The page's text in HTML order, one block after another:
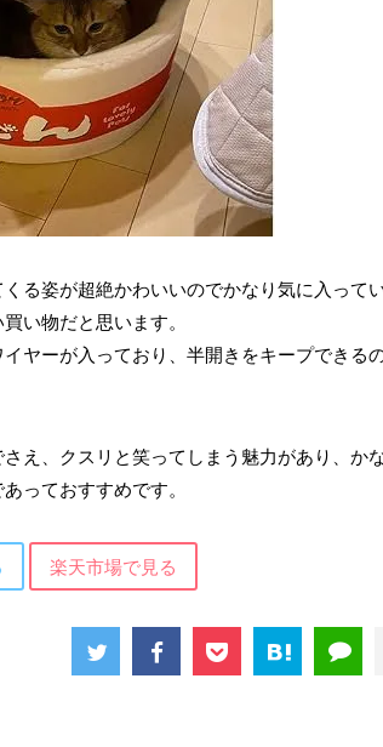
る姿が超絶かわいいのでかなり気に入って
い物だと思います。
ヤーが入っており、半開きをキープできる
え、クスリと笑ってしまう魅力があり、か
っておすすめです。
楽天市場で見る